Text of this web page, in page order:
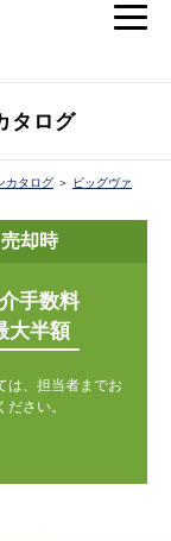
タログ
カタログ ＞
ビッグヴァ
売却時
手数料
大半額
は、担当者までお
ださい。